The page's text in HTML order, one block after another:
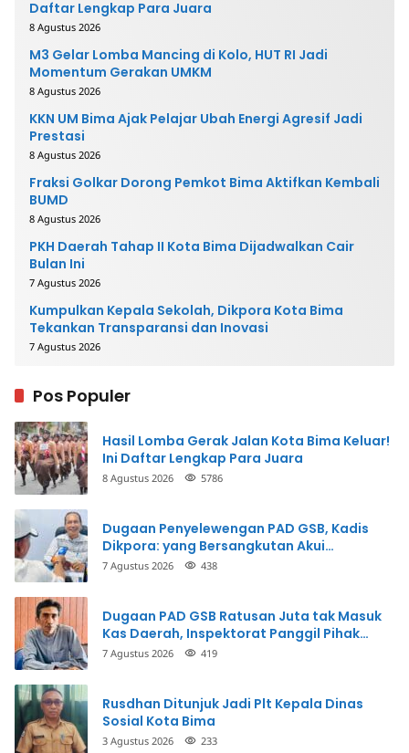
Daftar Lengkap Para Juara
8 Agustus 2026
M3 Gelar Lomba Mancing di Kolo, HUT RI Jadi
Momentum Gerakan UMKM
8 Agustus 2026
KKN UM Bima Ajak Pelajar Ubah Energi Agresif Jadi
Prestasi
8 Agustus 2026
Fraksi Golkar Dorong Pemkot Bima Aktifkan Kembali
BUMD
8 Agustus 2026
PKH Daerah Tahap II Kota Bima Dijadwalkan Cair
Bulan Ini
7 Agustus 2026
Kumpulkan Kepala Sekolah, Dikpora Kota Bima
Tekankan Transparansi dan Inovasi
7 Agustus 2026
Pos Populer
Hasil Lomba Gerak Jalan Kota Bima Keluar!
Ini Daftar Lengkap Para Juara
8 Agustus 2026 5786
Dugaan Penyelewengan PAD GSB, Kadis
Dikpora: yang Bersangkutan Akui
Perbuatannya dan Siap Mengembalikan
7 Agustus 2026 438
Dugaan PAD GSB Ratusan Juta tak Masuk
Kas Daerah, Inspektorat Panggil Pihak
Terkait
7 Agustus 2026 419
Rusdhan Ditunjuk Jadi Plt Kepala Dinas
Sosial Kota Bima
3 Agustus 2026 233